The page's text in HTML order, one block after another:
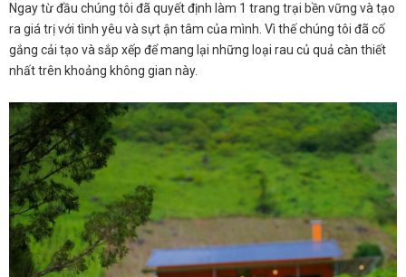
Ngay từ đầu chúng tôi đã quyết định làm 1 trang trại bền vững và tạo
ra giá trị với tình yêu và sựt ận tâm của mình. Vì thế chúng tôi đã cố
gắng cải tạo và sắp xếp để mang lại những loại rau củ quả càn thiết
nhất trên khoảng không gian này.